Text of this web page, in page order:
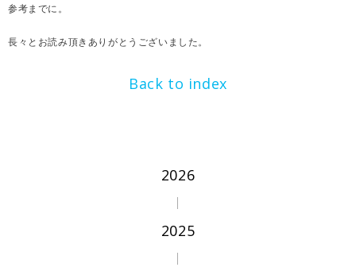
参考までに。
長々とお読み頂きありがとうございました。
Back to index
2026
2025